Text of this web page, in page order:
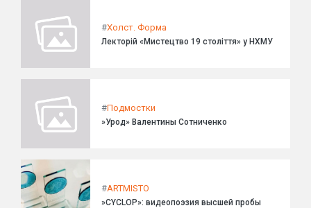
#Холст. Форма
Лекторій «Мистецтво 19 століття» у НХМУ
#Подмостки
»Урод» Валентины Сотниченко
#ARTMISTO
»CYCLOP»: видеопоэзия высшей пробы